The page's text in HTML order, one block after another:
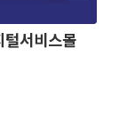
서비스몰